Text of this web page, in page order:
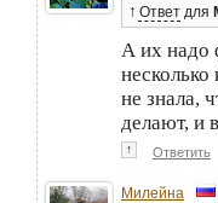
↑ Ответ для
А их надо
не знала,
делают, и
↑ Ответить
Милейна